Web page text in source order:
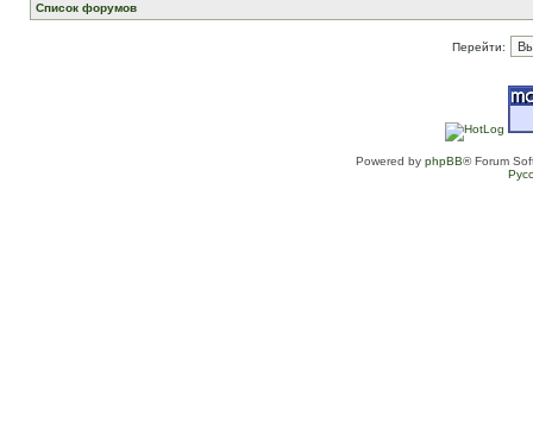
Список форумов
Перейти:
Powered by phpBB® Forum